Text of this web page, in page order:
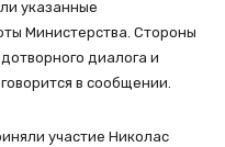
указанные
Министерства. Стороны
диалога и
в сообщении.
участие Николас